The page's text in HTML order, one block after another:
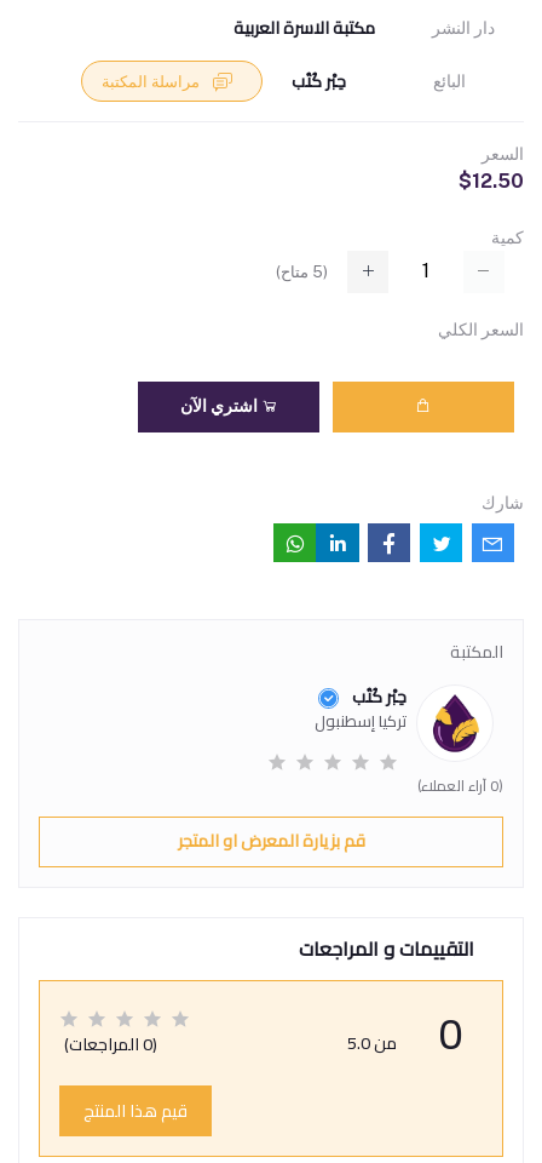
دار النشر مكتبة الاسرة العربية
البائع حِبْر كُتُب
السعر
$12.50
كمية
(
5 متاح)
السعر الكلي
اشتري الآن
شارك
المكتبة
حِبْر كُتُب
تركيا إسطنبول
(0 آراء العملاء)
قم بزيارة المعرض او المتجر
التقييمات و المراجعات
0 من 5.0 (0 المراجعات)
قيم هذا المنتج